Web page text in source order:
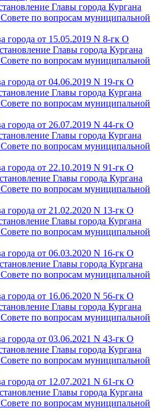
Главы города Кургана
по вопросам муниципальной
от 15.05.2019 N 8-гк О
Главы города Кургана
по вопросам муниципальной
от 04.06.2019 N 19-гк О
Главы города Кургана
по вопросам муниципальной
от 26.07.2019 N 44-гк О
Главы города Кургана
по вопросам муниципальной
от 22.10.2019 N 91-гк О
Главы города Кургана
по вопросам муниципальной
от 21.02.2020 N 13-гк О
Главы города Кургана
по вопросам муниципальной
от 06.03.2020 N 16-гк О
Главы города Кургана
по вопросам муниципальной
от 16.06.2020 N 56-гк О
Главы города Кургана
по вопросам муниципальной
от 03.06.2021 N 43-гк О
Главы города Кургана
по вопросам муниципальной
от 12.07.2021 N 61-гк О
Главы города Кургана
по вопросам муниципальной